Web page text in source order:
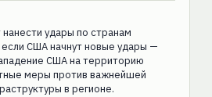
удары по странам
если США начнут новые удары —
США на территорию
меры против важнейшей
в регионе.